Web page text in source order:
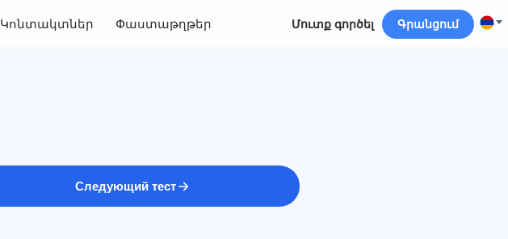
Կոնտակտներ Փաստաթղթեր Մուտք գործել Գրանցում
Следующий тест